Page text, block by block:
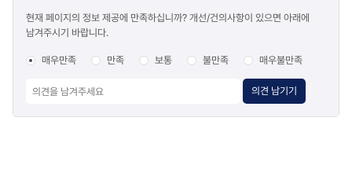
만족도
조사
현재 페이지의 정보 제공에 만족하십니까? 개선/건의사항이 있으면 아래에
남겨주시기 바랍니다.
매우만족 만족 보통 불만족 매우불만족
의견 남기기